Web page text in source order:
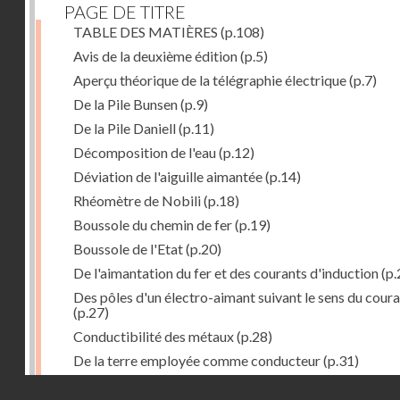
PAGE DE TITRE
TABLE DES MATIÈRES (p.108)
Avis de la deuxième édition(p.5)
Aperçu théorique de la télégraphie électrique(p.7)
De la Pile Bunsen(p.9)
De la Pile Daniell(p.11)
Décomposition de l'eau(p.12)
Déviation de l'aiguille aimantée(p.14)
Rhéomètre de Nobili(p.18)
Boussole du chemin de fer(p.19)
Boussole de l'Etat(p.20)
De l'aimantation du fer et des courants d'induction
Des pôles d'un électro-aimant suivant le sens du
(p.27)
Conductibilité des métaux(p.28)
De la terre employée comme conducteur(p.31)